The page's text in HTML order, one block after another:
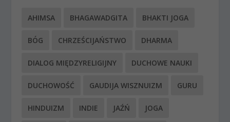
AHIMSA BHAGAWADGITA BHAKTI JOGA
BÓG CHRZEŚCIJAŃSTWO DHARMA
DIALOG MIĘDZYRELIGIJNY DUCHOWE NAUKI
DUCHOWOŚĆ GAUDIJA WISZNUIZM GURU
HINDUIZM INDIE JAŹŃ JOGA